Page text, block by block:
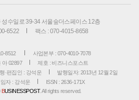
수일로 39-34 서울숲더스페이스 12층
6522
팩스 : 070-4015-8658
8512
사업본부 : 070-4010-7078
아 02897
제호 : 비즈니스포스트
·편집인 : 강석운
발행일자: 2013년 12월 2일
자 : 강석운
ISSN : 2636-171X
BUSINESSPOST. All rights reserved.